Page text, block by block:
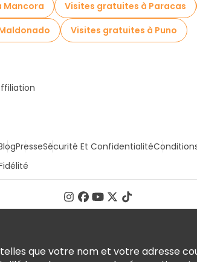
Mancora Visites gratuites à Paracas
Visites gratuites à Puno
PresseSécurité Et Confidentialité
que votre nom et votre adresse